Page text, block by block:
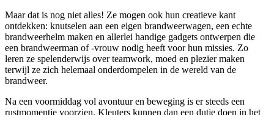
Maar dat is nog niet alles! Ze mogen ook hun creatieve kant
ontdekken: knutselen aan een eigen brandweerwagen, een echte
brandweerhelm maken en allerlei handige gadgets ontwerpen die
een brandweerman of -vrouw nodig heeft voor hun missies. Zo
leren ze spelenderwijs over teamwork, moed en plezier maken
terwijl ze zich helemaal onderdompelen in de wereld van de
brandweer.
Na een voormiddag vol avontuur en beweging is er steeds een
rustmomentje voorzien. Kleuters kunnen dan een dutje doen in het